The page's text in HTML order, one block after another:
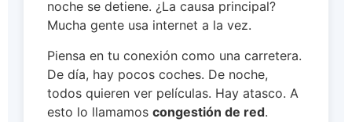
noche se detiene. ¿La causa principal?
Mucha gente usa internet a la vez.
Piensa en tu conexión como una carretera.
De día, hay pocos coches. De noche,
todos quieren ver películas. Hay atasco. A
esto lo llamamos congestión de red.